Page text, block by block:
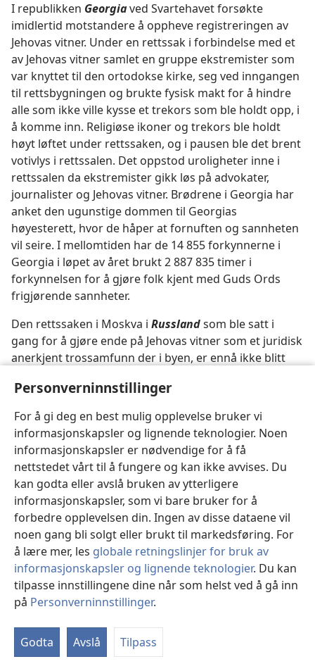
Personverninnstillinger
For å gi deg en best mulig opplevelse bruker vi
informasjonskapsler og lignende teknologier. Noen
informasjonskapsler er nødvendige for å få
nettstedet vårt til å fungere og kan ikke avvises. Du
kan godta eller avslå bruken av ytterligere
informasjonskapsler, som vi bare bruker for å
forbedre opplevelsen din. Ingen av disse dataene vil
noen gang bli solgt eller brukt til markedsføring. For
å lære mer, les globale retningslinjer for bruk av
informasjonskapsler og lignende teknologier. Du kan
tilpasse innstillingene dine når som helst ved å gå inn
på Personverninnstillinger.
Godta Avslå Tilpass
I republikken Georgiaved Svartehavet forsøkte
imidlertid motstandere å oppheve registreringen av
Jehovas vitner. Under en rettssak i forbindelse med et
av Jehovas vitner samlet en gruppe ekstremister som
var knyttet til den ortodokse kirke, seg ved inngangen
til rettsbygningen og brukte fysisk makt for å hindre
alle som ikke ville kysse et trekors som ble holdt opp, i
å komme inn. Religiøse ikoner og trekors ble holdt
høyt løftet under rettssaken, og i pausen ble det brent
votivlys i rettssalen. Det oppstod uroligheter inne i
rettssalen da ekstremister gikk løs på advokater,
journalister og Jehovas vitner. Brødrene i Georgia har
anket den ugunstige dommen til Georgias
høyesterett, hvor de håper at fornuften og sannheten
vil seire. I mellomtiden har de 14 855 forkynnerne i
Georgia i løpet av året brukt 2 887 835 timer i
forkynnelsen for å gjøre folk kjent med Guds Ords
frigjørende sannheter.
Den rettssaken i Moskva i Russlandsom ble satt i
gang for å gjøre ende på Jehovas vitner som et juridisk
anerkjent trossamfunn der i byen, er ennå ikke blitt
fått tillatelse til å bygge de Rikets saler de har så stort
behov for. Den 23. november
1999 avsa imidlertid
Russlands forfatningsdomstol en gunstig dom. Den
var en følge av en sak som ble ført på vegne av
Jaroslavl menighet. Fordi menigheten ikke kunne
dokumentere at den hadde eksistert i de 15 år som de
lovene angående trossamfunn som ble vedtatt i 1997,
krevde, forlangte de lokale myndigheter at
menigheten skulle slutte med å ta imot og distribuere
religiøs litteratur, og at en bror fra Tyskland som var i
byen, skulle slutte med sin virksomhet. Domstolens
avgjørelse gikk ut på at kravet på 15 år ikke kunne
anvendes på menigheter som er en del av en
«sentralisert religiøs organisasjon» som allerede er
lovlig registrert på nasjonal basis, slik som tilfellet er
med Jehovas vitner. Den 29. april 1999 godkjente det
russiske justisdepartementet at Jehovas vitner igjen